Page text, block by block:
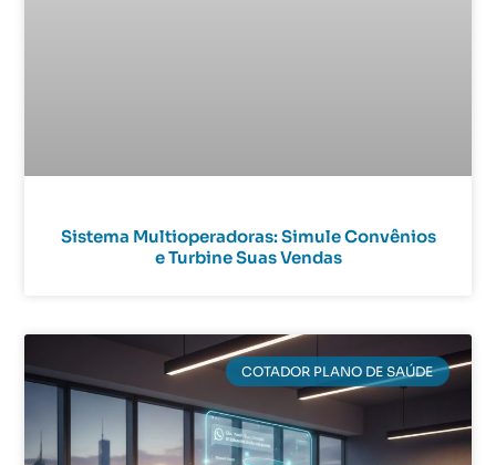
Sistema Multioperadoras: Simule Convênios
e Turbine Suas Vendas
COTADOR PLANO DE SAÚDE